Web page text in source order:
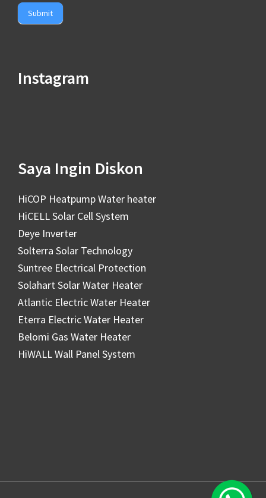
Submit
Instagram
Saya Ingin Diskon
HiCOP Heatpump Water heater
HiCELL Solar Cell System
Deye Inverter
Solterra Solar Technology
Suntree Electrical Protection
Solahart Solar Water Heater
Atlantic Electric Water Heater
Eterra Electric Water Heater
Belomi Gas Water Heater
HiWALL Wall Panel System